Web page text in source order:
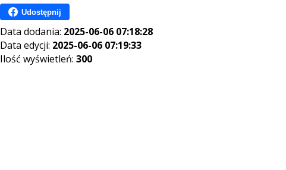
Udostępnij
Data dodania: 2025-06-06 07:18:28
Data edycji: 2025-06-06 07:19:33
Ilość wyświetleń: 300